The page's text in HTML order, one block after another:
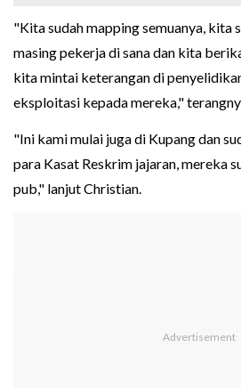
"Kita sudah mapping semuanya, kita
masing pekerja di sana dan kita
kita mintai keterangan di
eksploitasi kepada mereka,"
"Ini kami mulai juga di Kupang dan
para Kasat Reskrim jajaran, mereka
pub," lanjut Christian.